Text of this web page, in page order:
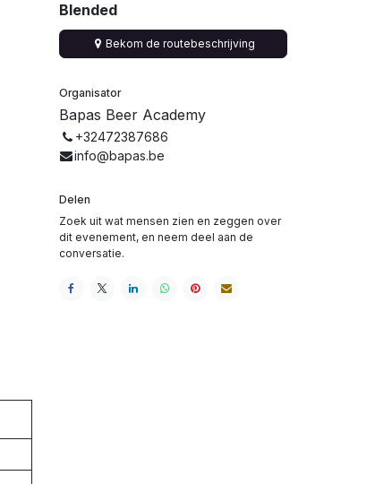
Blended
Bekom de routebeschrijving
Organisator
Bapas Beer Academy
+32472387686
info@bapas.be
Delen
Zoek uit wat mensen zien en zeggen over
dit evenement, en neem deel aan de
conversatie.